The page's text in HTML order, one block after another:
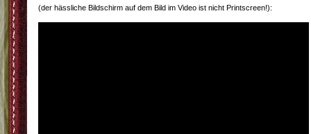
(der hässliche Bildschirm auf dem Bild im Video ist nicht Printscreen!):